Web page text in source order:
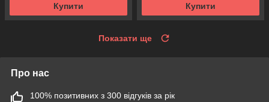
Купити Купити
Показати ще
Про нас
100% позитивних з 300 відгуків за рік